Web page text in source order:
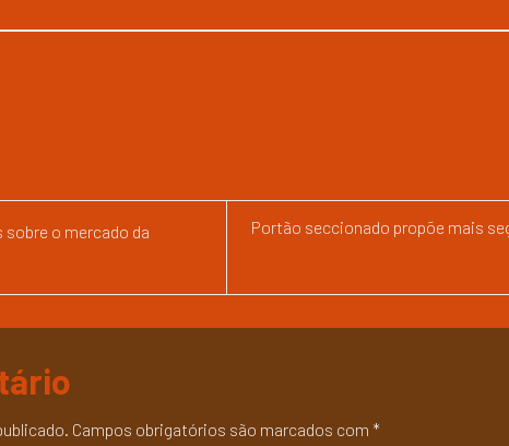
sobre o mercado da
Portão seccionado propõe mais
Campos obrigatórios são marcados com *